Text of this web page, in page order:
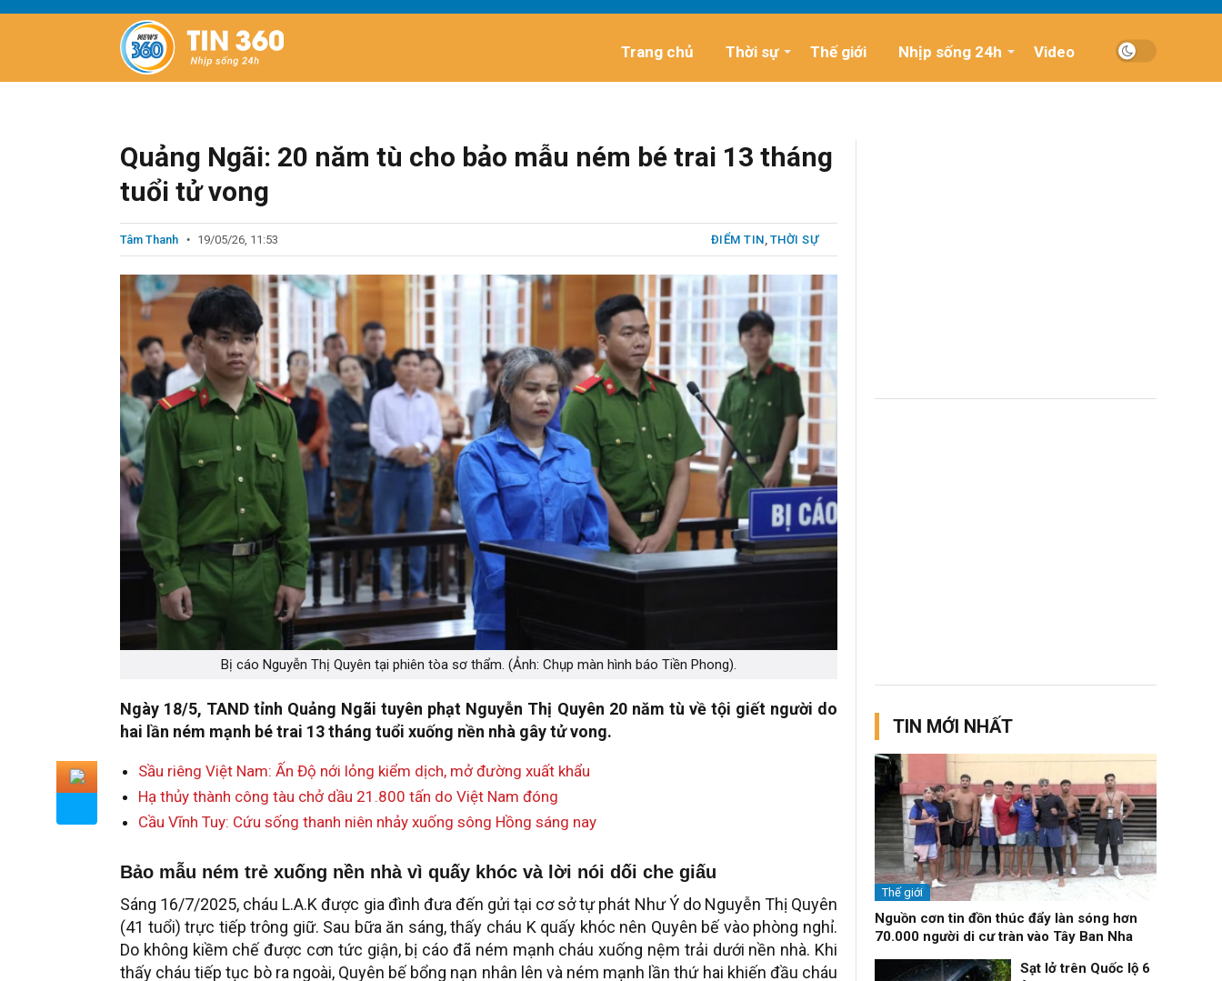
Trang chủ Thời sự Thế giới Nhịp sống 24h Video
Quảng Ngãi: 20 năm tù cho bảo mẫu ném bé trai 13 tháng
tuổi tử vong
Tâm Thanh 19/05/26, 11:53 ĐIỂM TIN, THỜI SỰ
Bị cáo Nguyễn Thị Quyên tại phiên tòa sơ thẩm. (Ảnh: Chụp màn hình báo Tiền Phong).
Ngày 18/5, TAND tỉnh Quảng Ngãi tuyên phạt Nguyễn Thị Quyên 20 năm tù về tội giết người do
hai lần ném mạnh bé trai 13 tháng tuổi xuống nền nhà gây tử vong.
Sầu riêng Việt Nam: Ấn Độ nới lỏng kiểm dịch, mở đường xuất khẩu
Hạ thủy thành công tàu chở dầu 21.800 tấn do Việt Nam đóng
Cầu Vĩnh Tuy: Cứu sống thanh niên nhảy xuống sông Hồng sáng nay
Bảo mẫu ném trẻ xuống nền nhà vì quấy khóc và lời nói dối che giấu
Sáng 16/7/2025, cháu L.A.K được gia đình đưa đến gửi tại cơ sở tự phát Như Ý do Nguyễn Thị Quyên
(41 tuổi) trực tiếp trông giữ. Sau bữa ăn sáng, thấy cháu K quấy khóc nên Quyên bế vào phòng nghỉ.
Do không kiềm chế được cơn tức giận, bị cáo đã ném mạnh cháu xuống nệm trải dưới nền nhà. Khi
thấy cháu tiếp tục bò ra ngoài, Quyên bế bổng nạn nhân lên và ném mạnh lần thứ hai khiến đầu cháu
TIN MỚI NHẤT
Thế giới
Nguồn cơn tin đồn thúc đẩy làn sóng hơn
70.000 người di cư tràn vào Tây Ban Nha
Sạt lở trên Quốc lộ 6